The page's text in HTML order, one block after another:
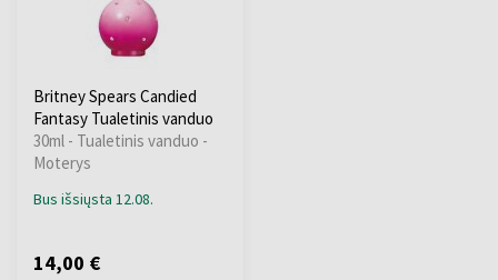
Britney Spears Candied
Fantasy Tualetinis vanduo
30ml - Tualetinis vanduo -
Moterys
Bus išsiųsta 12.08.
14,00 €